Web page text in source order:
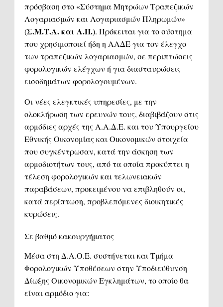
πρόσβαση στο «Σύστημα Μητρώων Τραπεζικών
Λογαριασμών και Λογαριασμών Πληρωμών»
(Σ.Μ.Τ.Λ. και Λ.Π.). Πρόκειται για το σύστημα
που χρησιμοποιεί ήδη η ΑΑΔΕ για τον έλεγχο
των τραπεζικών λογαριασμών, σε περιπτώσεις
φορολογικών ελέγχων ή για διασταυρώσεις
εισοδημάτων φορολογουμένων.
Οι νέες ελεγκτικές υπηρεσίες, με την
ολοκλήρωση των ερευνών τους, διαβιβάζουν στις
αρμόδιες αρχές της Α.Α.Δ.Ε. και του Υπουργείου
Εθνικής Οικονομίας και Οικονομικών στοιχεία
που συγκέντρωσαν, κατά την άσκηση των
αρμοδιοτήτων τους, από τα οποία προκύπτει η
τέλεση φορολογικών και τελωνειακών
παραβάσεων, προκειμένου να επιβληθούν οι,
κατά περίπτωση, προβλεπόμενες διοικητικές
κυρώσεις.
Σε βαθμό κακουργήματος
Μέσα στη Δ.Α.Ο.Ε. συστήνεται και Τμήμα
Φορολογικών Υποθέσεων στην Υποδιεύθυνση
Δίωξης Οικονομικών Εγκλημάτων, το οποίο θα
είναι αρμόδιο για: